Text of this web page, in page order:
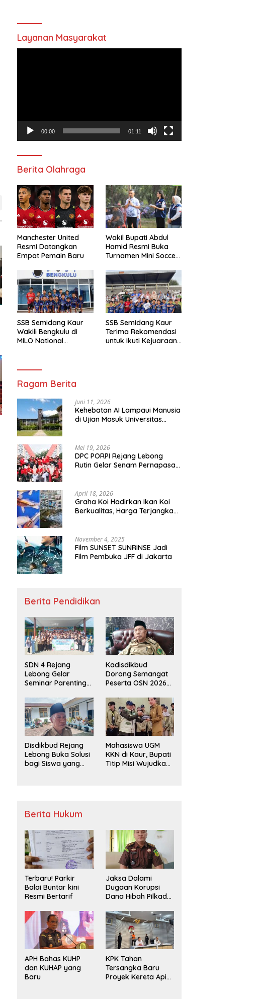
Layanan Masyarakat
00:00 01:11
Berita Olahraga
Manchester United
Resmi Datangkan
Empat Pemain Baru
Wakil Bupati Abdul
Hamid Resmi Buka
Turnamen Mini Soccer
SSB Semidang Kaur
Wakili Bengkulu di
MILO National
SSB Semidang Kaur
Terima Rekomendasi
untuk Ikuti Kejuaraan
Ragam Berita
Juni 11, 2026
Kehebatan AI Lampaui Manusia
di Ujian Masuk Universitas
Mei 19, 2026
DPC PORPI Rejang Lebong
Rutin Gelar Senam Pernapasan
April 18, 2026
Graha Koi Hadirkan Ikan Koi
Berkualitas, Harga Terjangkau
November 4, 2025
Film SUNSET SUNRINSE Jadi
Film Pembuka JFF di Jakarta
Berita Pendidikan
SDN 4 Rejang
Lebong Gelar
Seminar Parenting
Bullying,
Kadisdikbud: Patut
Jadi Contoh
Kadisdikbud
Dorong Semangat
Peserta OSN 2026
Disdikbud Rejang
Lebong Buka Solusi
bagi Siswa yang
Mahasiswa UGM
KKN di Kaur, Bupati
Titip Misi Wujudkan
Berita Hukum
Terbaru! Parkir
Balai Buntar kini
Resmi Bertarif
Jaksa Dalami
Dugaan Korupsi
Dana Hibah Pilkada
Kaur
APH Bahas KUHP
dan KUHAP yang
Baru
KPK Tahan
Tersangka Baru
Proyek Kereta Api